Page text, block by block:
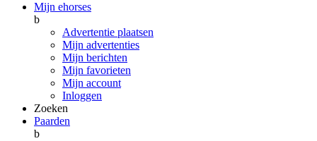
Mijn ehorses
b
Advertentie plaatsen
Mijn advertenties
Mijn berichten
Mijn favorieten
Mijn account
Inloggen
Zoeken
Paarden
b